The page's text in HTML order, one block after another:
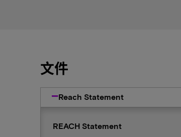
文件
Reach Statement
REACH Statement